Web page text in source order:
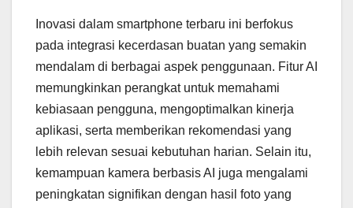
Inovasi dalam smartphone terbaru ini berfokus
pada integrasi kecerdasan buatan yang semakin
mendalam di berbagai aspek penggunaan. Fitur AI
memungkinkan perangkat untuk memahami
kebiasaan pengguna, mengoptimalkan kinerja
aplikasi, serta memberikan rekomendasi yang
lebih relevan sesuai kebutuhan harian. Selain itu,
kemampuan kamera berbasis AI juga mengalami
peningkatan signifikan dengan hasil foto yang